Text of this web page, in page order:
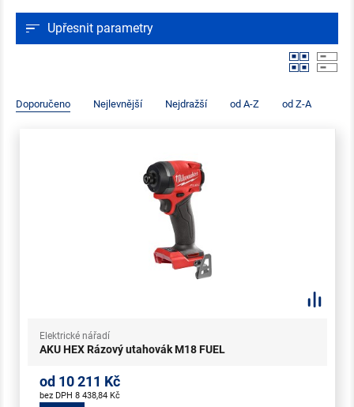
Upřesnit parametry
Doporučeno Nejlevnější Nejdražší od A-Z od Z-A
Elektrické nářadí
AKU HEX Rázový utahovák M18 FUEL
od 10 211 Kč
bez DPH 8 438,84 Kč